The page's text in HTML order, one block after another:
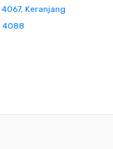
, Keranjang
4088